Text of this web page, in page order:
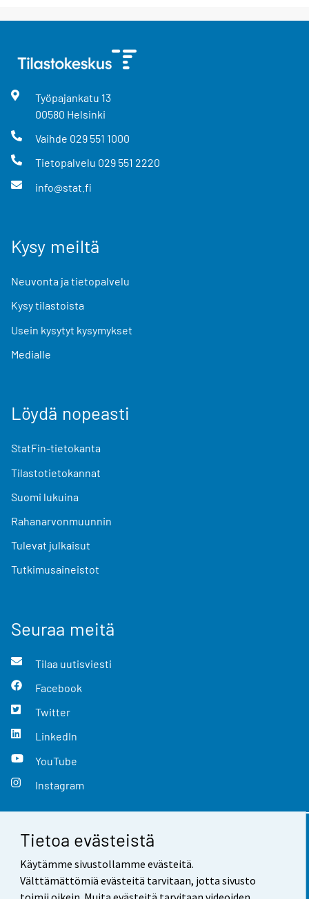
Tietoa evästeistä
Käytämme sivustollamme evästeitä.
Välttämättömiä evästeitä tarvitaan, jotta sivusto
Työpajankatu 13
00580 Helsinki
Vaihde 029 551 1000
Tietopalvelu 029 551 2220
info@stat.fi
Kysy meiltä
Neuvonta ja tietopalvelu
Kysy tilastoista
Usein kysytyt kysymykset
Medialle
Löydä nopeasti
StatFin-tietokanta
Tilastotietokannat
Suomi lukuina
Rahanarvonmuunnin
Tulevat julkaisut
Tutkimusaineistot
Seuraa meitä
Tilaa uutisviesti
Facebook
Twitter
LinkedIn
YouTube
Instagram
Yhteystiedot
Palaute